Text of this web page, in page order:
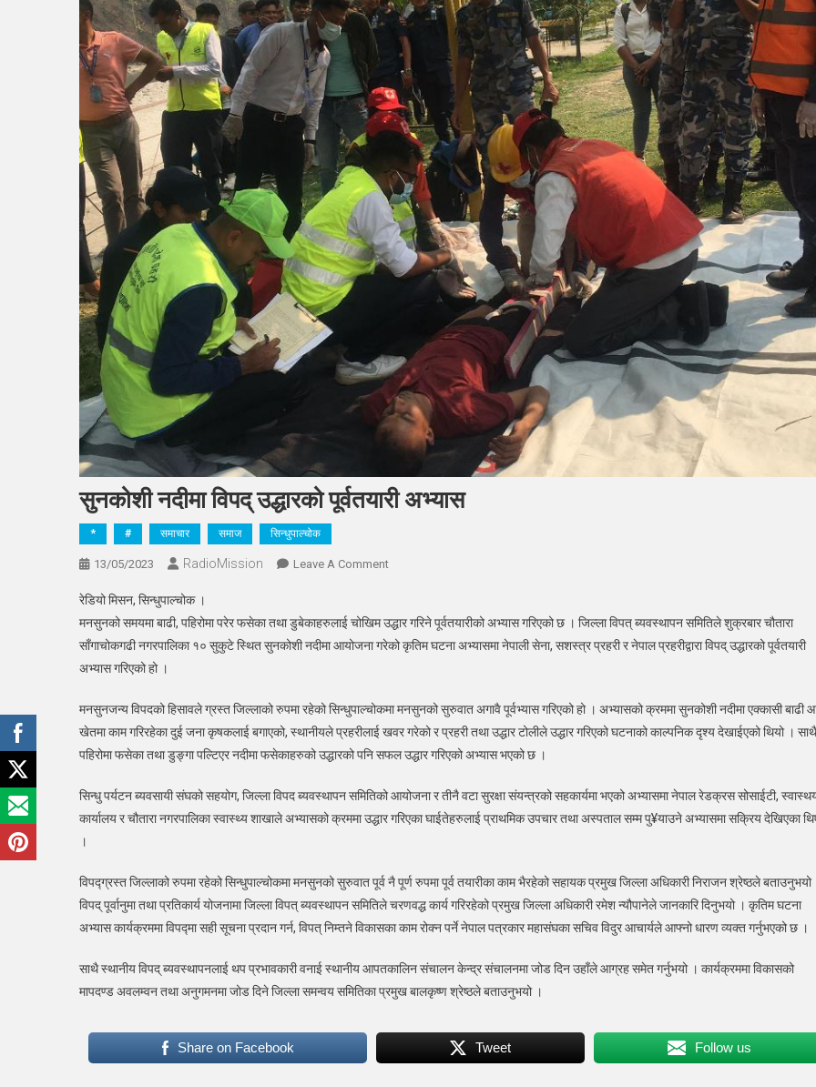
सुनकोशी नदीमा विपद् उद्धारको पूर्वतयारी अभ्यास
* # समाचार समाज सिन्धुपाल्चोक
13/05/2023 RadioMission Leave A CommentOn
विपद्
उद्धारको
रेडियो मिसन, सिन्धुपाल्चोक ।
मनसुनको समयमा बाढी, पहिरोमा परेर फसेका तथा डुबेकाहरुलाई चोखिम उद्धार गरिने पूर्वतयारीको अभ्यास गरिएको छ । जिल्ला विपत् ब्यवस्थापन समितिले शुक्रबार चौतारा
साँगाचोकगढी नगरपालिका १० सुकुटे स्थित सुनकोशी नदीमा आयोजना गरेको कृतिम घटना अभ्यासमा नेपाली सेना, सशस्त्र प्रहरी र नेपाल प्रहरीद्वारा विपद् उद्धारको पूर्वतयारी
अभ्यास गरिएको हो ।
मनसुनजन्य विपदको हिसावले ग्रस्त जिल्लाको रुपमा रहेको सिन्धुपाल्चोकमा मनसुनको सुरुवात अगावै पूर्वभ्यास गरिएको हो । अभ्यासको क्रममा सुनकोशी नदीमा एक्कासी बाढी
खेतमा काम गरिरहेका दुई जना कृषकलाई बगाएको, स्थानीयले प्रहरीलाई खवर गरेको र प्रहरी तथा उद्धार टोलीले उद्धार गरिएको घटनाको काल्पनिक दृश्य देखाईएको थियो । साथै
पहिरोमा फसेका तथा डुङ्गा पल्टिएर नदीमा फसेकाहरुको उद्धारको पनि सफल उद्धार गरिएको अभ्यास भएको छ ।
सिन्धु पर्यटन ब्यवसायी संघको सहयोग, जिल्ला विपद ब्यवस्थापन समितिको आयोजना र तीनै वटा सुरक्षा संयन्त्रको सहकार्यमा भएको अभ्यासमा नेपाल रेडक्रस सोसाईटी,
कार्यालय र चौतारा नगरपालिका स्वास्थ्य शाखाले अभ्यासको क्रममा उद्धार गरिएका घाईतेहरुलाई प्राथमिक उपचार तथा अस्पताल सम्म पु¥याउने अभ्यासमा सक्रिय देखिएका
।
विपद्ग्रस्त जिल्लाको रुपमा रहेको सिन्धुपाल्चोकमा मनसुनको सुरुवात पूर्व नै पूर्ण रुपमा पूर्व तयारीका काम भैरहेको सहायक प्रमुख जिल्ला अधिकारी निराजन श्रेष्ठले बताउनुभयो
विपद् पूर्वानुमा तथा प्रतिकार्य योजनामा जिल्ला विपत् ब्यवस्थापन समितिले चरणवद्ध कार्य गरिरहेको प्रमुख जिल्ला अधिकारी रमेश न्यौपानेले जानकारि दिनुभयो । कृतिम घटना
अभ्यास कार्यक्रममा विपद्मा सही सूचना प्रदान गर्न, विपत् निम्तने विकासका काम रोक्न पर्ने नेपाल पत्रकार महासंघका सचिव विदुर आचार्यले आफ्नो धारण व्यक्त गर्नुभएको छ ।
साथै स्थानीय विपद् ब्यवस्थापनलाई थप प्रभावकारी वनाई स्थानीय आपतकालिन संचालन केन्द्र संचालनमा जोड दिन उहाँले आग्रह समेत गर्नुभयो । कार्यक्रममा विकासको
मापदण्ड अवलम्वन तथा अनुगमनमा जोड दिने जिल्ला समन्वय समितिका प्रमुख बालकृष्ण श्रेष्ठले बताउनुभयो ।
Share on Facebook Tweet Follow us